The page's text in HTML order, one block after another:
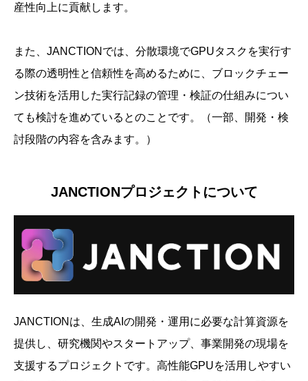
産性向上に貢献します。
また、JANCTIONでは、分散環境でGPUタスクを実行す
る際の透明性と信頼性を高めるために、ブロックチェー
ン技術を活用した実行記録の管理・検証の仕組みについ
ても検討を進めているとのことです。（一部、開発・検
討段階の内容を含みます。）
JANCTIONプロジェクトについて
JANCTIONは、生成AIの開発・運用に必要な計算資源を
提供し、研究機関やスタートアップ、事業開発の現場を
支援するプロジェクトです。高性能GPUを活用しやすい